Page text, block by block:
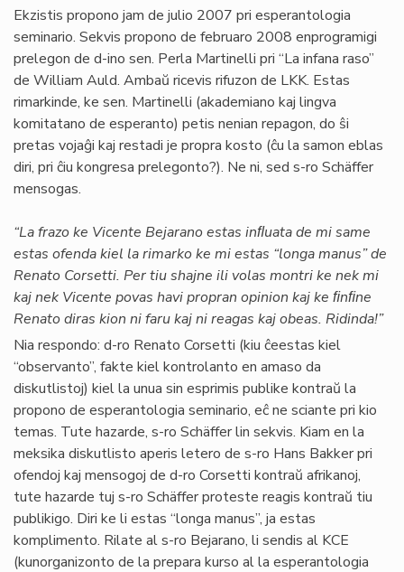
Ekzistis propono jam de julio 2007 pri esperantologia
seminario. Sekvis propono de februaro 2008 enprogramigi
prelegon de d-ino sen. Perla Martinelli pri “La infana raso”
de William Auld. Ambaŭ ricevis rifuzon de LKK. Estas
rimarkinde, ke sen. Martinelli (akademiano kaj lingva
komitatano de esperanto) petis nenian repagon, do ŝi
pretas vojaĝi kaj restadi je propra kosto (ĉu la samon eblas
diri, pri ĉiu kongresa prelegonto?). Ne ni, sed s-ro Schäffer
mensogas.
“La frazo ke Vicente Bejarano estas inﬂuata de mi same
estas ofenda kiel la rimarko ke mi estas “longa manus” de
Renato Corsetti. Per tiu shajne ili volas montri ke nek mi
kaj nek Vicente povas havi propran opinion kaj ke ﬁnﬁne
Renato diras kion ni faru kaj ni reagas kaj obeas. Ridinda!”
Nia respondo: d-ro Renato Corsetti (kiu ĉeestas kiel
“observanto”, fakte kiel kontrolanto en amaso da
diskutlistoj) kiel la unua sin esprimis publike kontraŭ la
propono de esperantologia seminario, eĉ ne sciante pri kio
temas. Tute hazarde, s-ro Schäffer lin sekvis. Kiam en la
meksika diskutlisto aperis letero de s-ro Hans Bakker pri
ofendoj kaj mensogoj de d-ro Corsetti kontraŭ afrikanoj,
tute hazarde tuj s-ro Schäffer proteste reagis kontraŭ tiu
publikigo. Diri ke li estas “longa manus”, ja estas
komplimento. Rilate al s-ro Bejarano, li sendis al KCE
(kunorganizonto de la prepara kurso al la esperantologia